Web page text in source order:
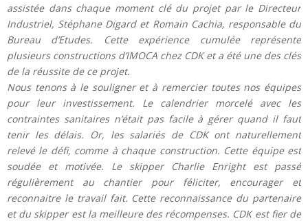
assistée dans chaque moment clé du projet par le Directeur
Industriel, Stéphane Digard et Romain Cachia, responsable du
Bureau d’Etudes. Cette expérience cumulée représente
plusieurs constructions d’IMOCA chez CDK et a été une des clés
de la réussite de ce projet.
Nous tenons à le souligner et à remercier toutes nos équipes
pour leur investissement. Le calendrier morcelé avec les
contraintes sanitaires n’était pas facile à gérer quand il faut
tenir les délais. Or, les salariés de CDK ont naturellement
relevé le défi, comme à chaque construction. Cette équipe est
soudée et motivée. Le skipper Charlie Enright est passé
régulièrement au chantier pour féliciter, encourager et
reconnaitre le travail fait. Cette reconnaissance du partenaire
et du skipper est la meilleure des récompenses. CDK est fier de